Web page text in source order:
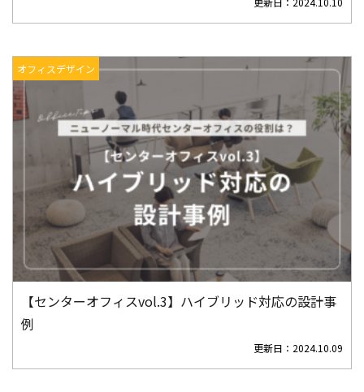
オフィスデザイン
【センターオフィスvol.3】ハイブリッド対応の設計事
例
更新日： 2024.10.09